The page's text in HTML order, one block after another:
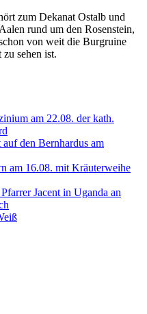
zum Dekanat Ostalb und
rund um den Rosenstein,
von weit die Burgruine
zu sehen ist.
am 22.08. der kath.
den Bernhardus am
am 16.08. mit Kräuterweihe
Jacent in Uganda an